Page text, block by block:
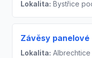
Lokalita: Bystřice
Závěsy panelové
Lokalita: Albrechtice